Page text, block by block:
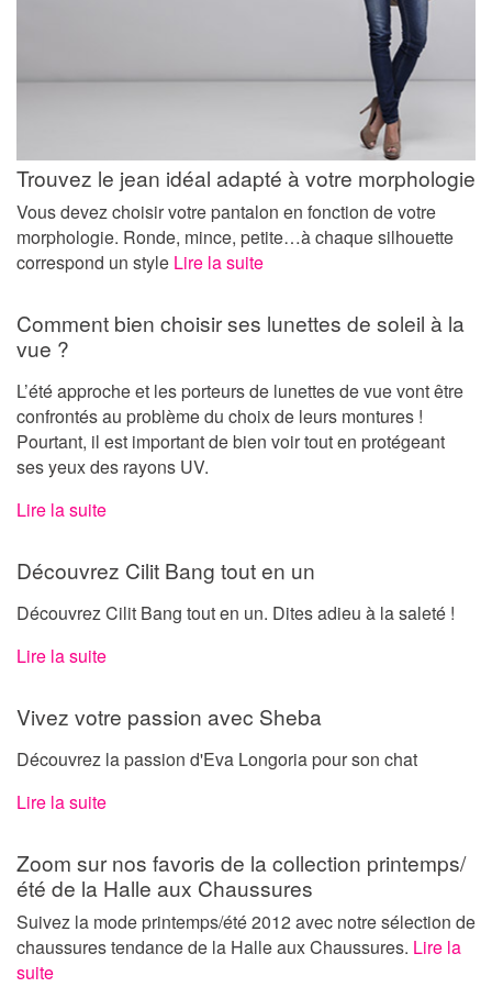
Trouvez le jean idéal adapté à votre morphologie
Vous devez choisir votre pantalon en fonction de votre
morphologie. Ronde, mince, petite…à chaque silhouette
correspond un style Lire la suite
Comment bien choisir ses lunettes de soleil à la
vue ?
L’été approche et les porteurs de lunettes de vue vont être
confrontés au problème du choix de leurs montures !
Pourtant, il est important de bien voir tout en protégeant
ses yeux des rayons UV.
Lire la suite
Découvrez Cilit Bang tout en un
Découvrez Cilit Bang tout en un. Dites adieu à la saleté !
Lire la suite
Vivez votre passion avec Sheba
Découvrez la passion d'Eva Longoria pour son chat
Lire la suite
Zoom sur nos favoris de la collection printemps/
été de la Halle aux Chaussures
Suivez la mode printemps/été 2012 avec notre sélection de
chaussures tendance de la Halle aux Chaussures. Lire la
suite